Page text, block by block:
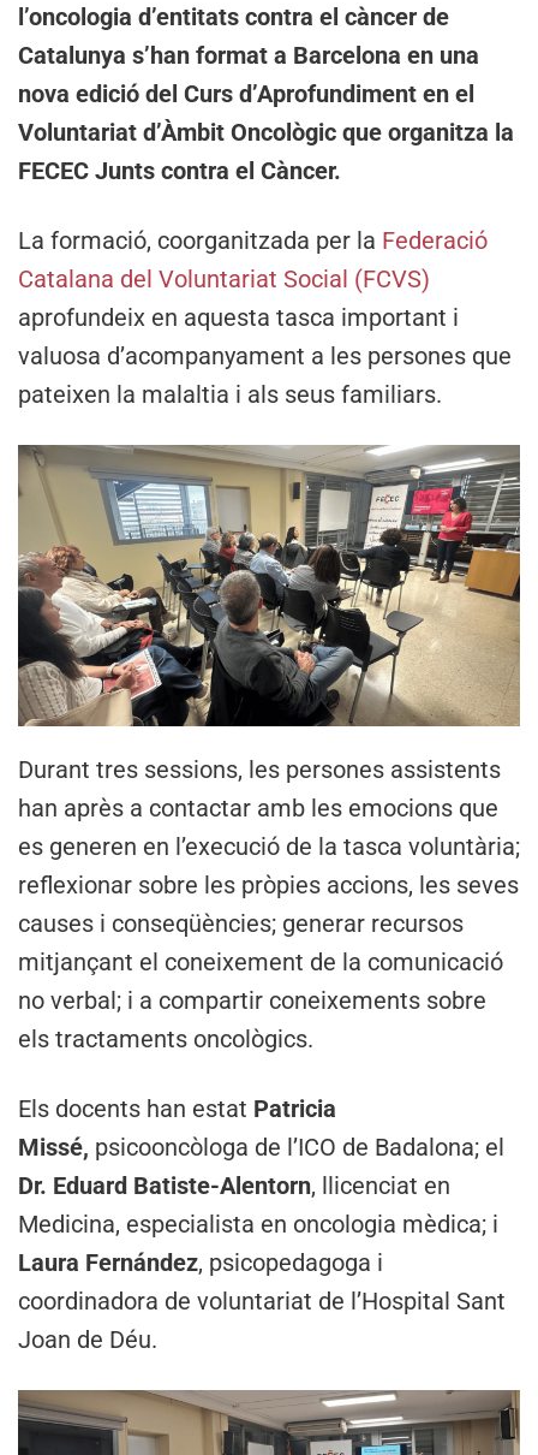
l’oncologia d’entitats contra el càncer de
Catalunya s’han format a Barcelona en una
nova edició del Curs d’Aprofundiment en el
Voluntariat d’Àmbit Oncològic que organitza la
FECEC Junts contra el Càncer.
La formació, coorganitzada per la Federació
Catalana del Voluntariat Social (FCVS)
aprofundeix en aquesta tasca important i
valuosa d’acompanyament a les persones que
pateixen la malaltia i als seus familiars.
Durant tres sessions, les persones assistents
han après a contactar amb les emocions que
es generen en l’execució de la tasca voluntària;
reflexionar sobre les pròpies accions, les seves
causes i conseqüències; generar recursos
mitjançant el coneixement de la comunicació
no verbal; i a compartir coneixements sobre
els tractaments oncològics.
Els docents han estat Patricia
Missé, psicooncòloga de l’ICO de Badalona; el
Dr. Eduard Batiste-Alentorn, llicenciat en
Medicina, especialista en oncologia mèdica; i
Laura Fernández, psicopedagoga i
coordinadora de voluntariat de l’Hospital Sant
Joan de Déu.